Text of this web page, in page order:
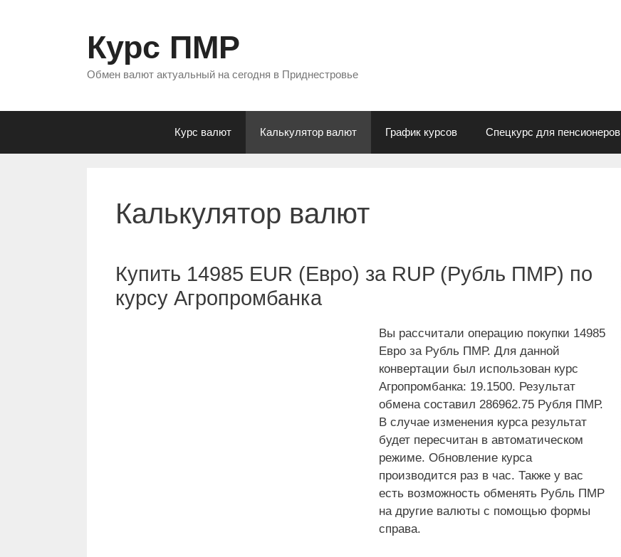
Курс ПМР
Обмен валют актуальный на сегодня в Приднестровье
Курс валют Калькулятор валют График курсов Спецкурс для пенсионеров
Калькулятор валют
Купить 14985 EUR (Евро) за RUP (Рубль ПМР) по
курсу Агропромбанка
Вы рассчитали операцию покупки 14985
Евро за Рубль ПМР. Для данной
конвертации был использован курс
Агропромбанка: 19.1500. Результат
обмена составил 286962.75 Рубля ПМР.
В случае изменения курса результат
будет пересчитан в автоматическом
режиме. Обновление курса
производится раз в час. Также у вас
есть возможность обменять Рубль ПМР
на другие валюты с помощью формы
справа.